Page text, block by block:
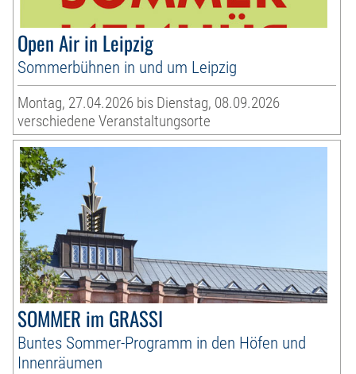
Open Air in Leipzig
Sommerbühnen in und um Leipzig
Montag, 27.04.2026 bis Dienstag, 08.09.2026
verschiedene Veranstaltungsorte
SOMMER im GRASSI
Buntes Sommer-Programm in den Höfen und
Innenräumen